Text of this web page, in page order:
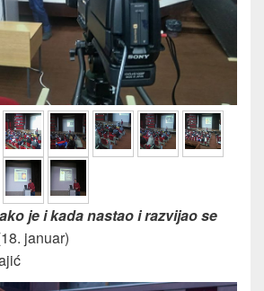
je i kada nastao i razvijao se
januar)